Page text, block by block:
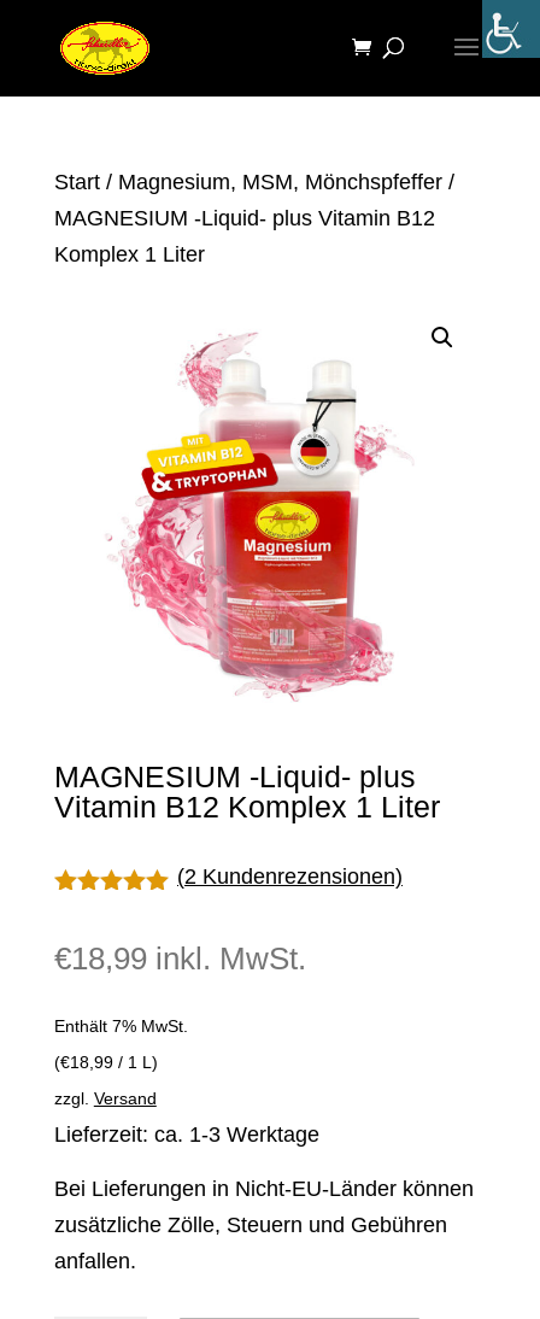
Start/ Magnesium, MSM, Mönchspfeffer/
MAGNESIUM -Liquid- plus Vitamin B12
Komplex 1 Liter
MAGNESIUM -Liquid- plus
Vitamin B12 Komplex 1 Liter
von 5,
basierend
Kundenbewe
(2Kundenrezensionen)
€18,99 inkl. MwSt.
Enthält 7% MwSt.
(€18,99/ 1 L)
zzgl. Versand
Lieferzeit: ca. 1-3 Werktage
Bei Lieferungen in Nicht-EU-Länder können
zusätzliche Zölle, Steuern und Gebühren
anfallen.